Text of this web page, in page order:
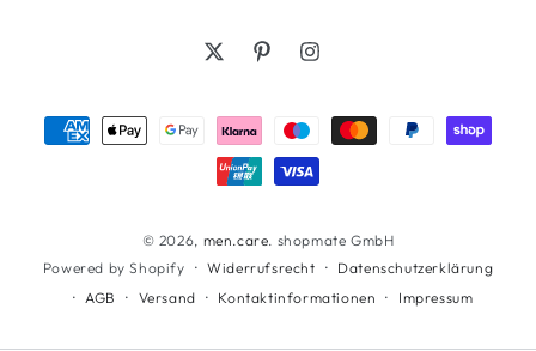
TwitterPinterestInstagram
© 2026, men.care. shopmate GmbH
Powered by Shopify
Widerrufsrecht
Datenschutzerklärung
AGB
Versand Kontaktinformationen Impressum
Zahlungsmöglichkeiten